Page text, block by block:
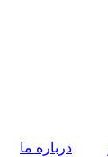
درباره ما